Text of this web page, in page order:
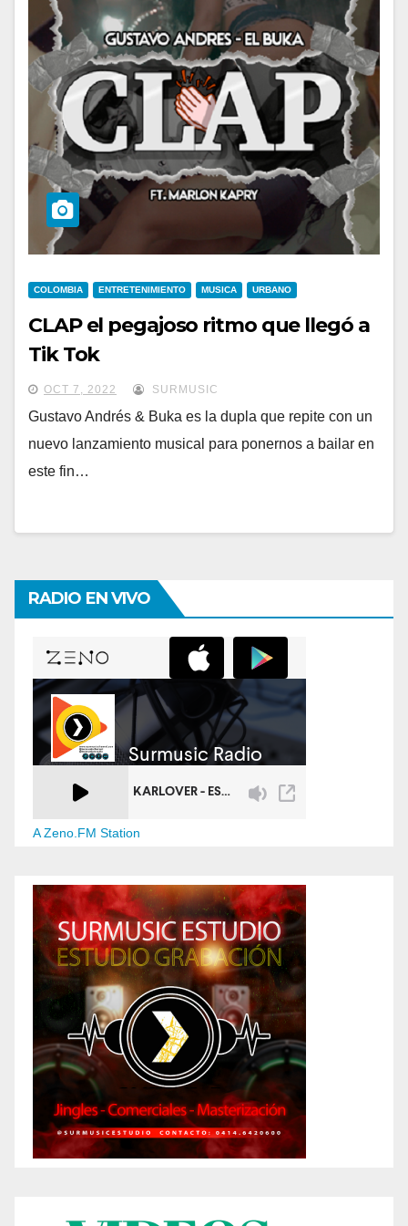
COLOMBIA ENTRETENIMIENTO MUSICA URBANO
CLAP el pegajoso ritmo que llegó a
Tik Tok
OCT 7, 2022 SURMUSIC
Gustavo Andrés & Buka es la dupla que repite con un
nuevo lanzamiento musical para ponernos a bailar en
este fin…
RADIO EN VIVO
A Zeno.FM Station